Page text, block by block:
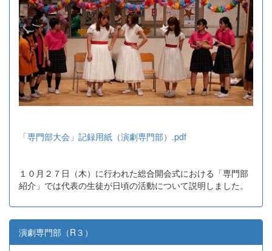
「専門部大会」記録用紙（演劇専門部）.pdf
１０月２７日（木）に行われた総合開会式における「専門部
紹介」では代表の生徒が日頃の活動について説明しました。
演劇専門部（R３）